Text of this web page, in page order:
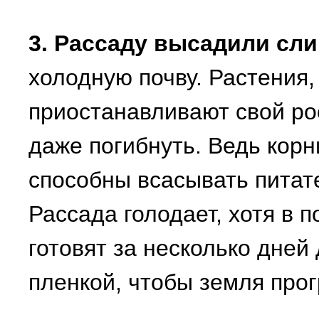
3. Рассаду высадили
холодную почву.
приостанавливают свой
даже погибнуть. Ведь
способны всасывать
Рассада голодает, хотя в
готовят за несколько
пленкой, чтобы земля